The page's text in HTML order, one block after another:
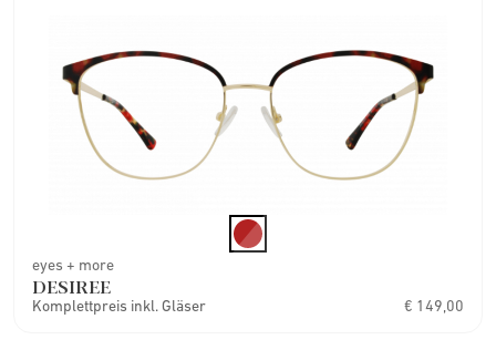
eyes + more
DESIREE
Komplettpreis inkl. Gläser € 149,00